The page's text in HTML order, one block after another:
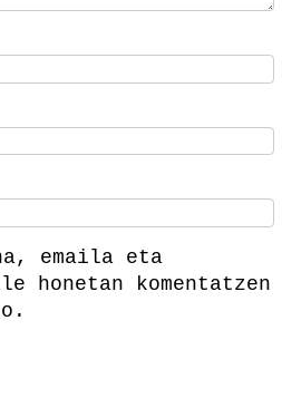
emaila eta
honetan komentatzen